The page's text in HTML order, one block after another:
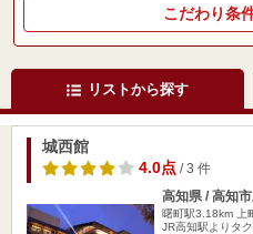
こだわり条
リストから探す
城西館
4.0点/ 3 件
高知県 / 高知
曙町駅3.18km
JR高知駅よりタ